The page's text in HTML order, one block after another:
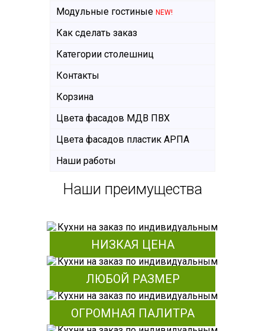
Модульные гостиные NEW!
Как сделать заказ
Категории столешниц
Контакты
Корзина
Цвета фасадов МДВ ПВХ
Цвета фасадов пластик АРПА
Наши работы
Наши преимущества
НИЗКАЯ ЦЕНА
ЛЮБОЙ РАЗМЕР
ОГРОМНАЯ ПАЛИТРА